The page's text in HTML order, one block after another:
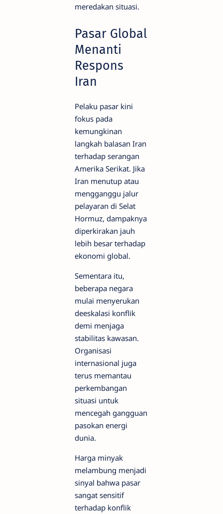
meredakan situasi.
Pasar Global
Menanti
Respons
Iran
Pelaku pasar kini
fokus pada
kemungkinan
langkah balasan Iran
terhadap serangan
Amerika Serikat. Jika
Iran menutup atau
mengganggu jalur
pelayaran di Selat
Hormuz, dampaknya
diperkirakan jauh
lebih besar terhadap
ekonomi global.
Sementara itu,
beberapa negara
mulai menyerukan
deeskalasi konflik
demi menjaga
stabilitas kawasan.
Organisasi
internasional juga
terus memantau
perkembangan
situasi untuk
mencegah gangguan
pasokan energi
dunia.
Harga minyak
melambung menjadi
sinyal bahwa pasar
sangat sensitif
terhadap konflik